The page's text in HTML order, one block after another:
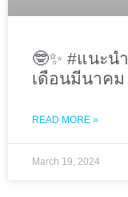
🤓✨ #แนะ
เดือนมีนาคม
READ MORE »
March 19, 2024